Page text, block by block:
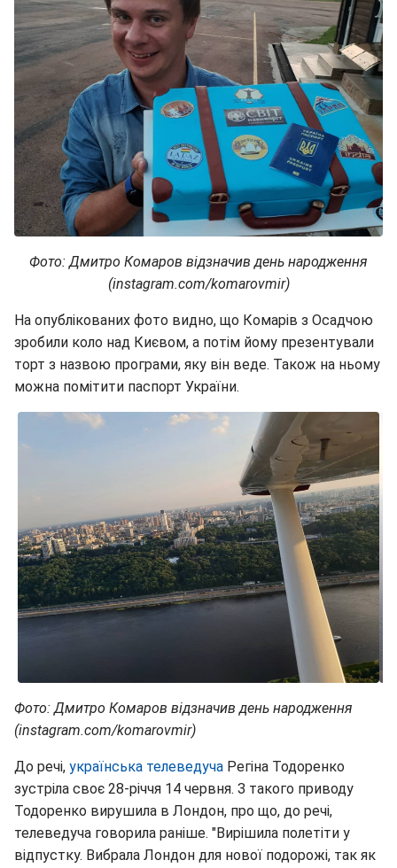
Фото: Дмитро Комаров відзначив день народження
(instagram.com/komarovmir)
На опублікованих фото видно, що Комарів з Осадчою
зробили коло над Києвом, а потім йому презентували
торт з назвою програми, яку він веде. Також на ньому
можна помітити паспорт України.
Фото: Дмитро Комаров відзначив день народження
(instagram.com/komarovmir)
До речі, українська телеведуча Регіна Тодоренко
зустріла своє 28-річчя 14 червня. З такого приводу
Тодоренко вирушила в Лондон, про що, до речі,
телеведуча говорила раніше. "Вирішила полетіти у
відпустку. Вибрала Лондон для нової подорожі, так як